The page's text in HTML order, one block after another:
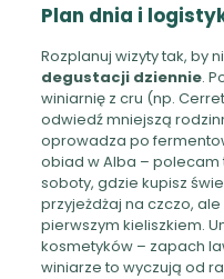
Plan dnia i
Rozplanuj wizyty tak, by
degustacji dziennie.
winiarnię z cru (np.
odwiedź mniejszą
oprowadza po
obiad w Alba – polecam
soboty, gdzie kupisz
przyjeżdżaj na czczo,
pierwszym kieliszkiem.
kosmetyków – zapach
winiarze to wyczują od